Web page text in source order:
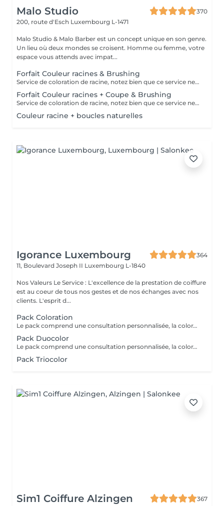
Malo Studio
370
200, route d'Esch Luxembourg L-1471
Malo Studio & Malo Barber est un concept unique en son genre.
Un lieu où deux mondes se croisent. Homme ou femme, votre
espace vous attends avec impat...
Forfait Couleur racines & Brushing
Service de coloration de racine, notez bien que ce service ne permet pas d‘effectuer d’importants éclaircissements tel qu‘un balayage ou des mèches.
Forfait Couleur racines + Coupe & Brushing
Service de coloration de racine, notez bien que ce service ne permet pas d‘effectuer d’importants éclaircissements tel qu‘un balayage ou des mèches.
Couleur racine + boucles naturelles
Igorance Luxembourg
364
11, Boulevard Joseph II Luxembourg L-1840
Nos Valeurs Le Service : L'excellence de la prestation de coiffure
est au coeur de tous nos gestes et de nos échanges avec nos
clients. L'esprit d...
Pack Coloration
Le pack comprend une consultation personnalisée, la coloration des racines avec les produits L’OREAL PROFESSIONNEL , shampooing et conditionneur spécifiques REDKEN , le séchage et les produits de finitions REDKEN. Option Coupe : la coupe IGORANCE ( finition sur cheveux secs), le séchage et les produits de finitions REDKEN. * Tarifs à titre indicatifs à confirmer après la consultation personnalisée établit auprès de votre coiffeur/stylist/spécialiste * La direction se réserve le droit d’apporter des modifications pour le bon fonctionnement du salon
Pack Duocolor
Le pack comprend une consultation personnalisée, la coloration des racines et un coup de soleil avec les produits LOREAL PROFESSIONNEL , shampooing et conditionneur spécifiques REDKEN , le séchage et les produits de styling REDKEN Option Coupe : la coupe IGORANCE ( finition sur cheveux secs), le séchage et les produits de styling REDKEN * Tarifs à titre indicatifs à confirmer après la consultation personnalisée établit auprès de votre coiffeur/stylist/spécialiste * La direction se réserve le droit d’apporter des modifications pour le bon fonctionnement du salon
Pack Triocolor
Sim1 Coiffure Alzingen
367